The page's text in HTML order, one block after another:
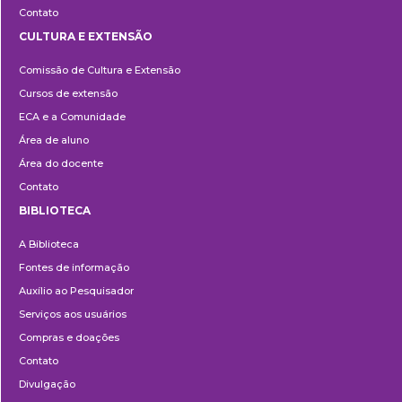
Contato
e
Extensão
CULTURA E EXTENSÃO
Comissão de Cultura e Extensão
Cursos de extensão
ECA e a Comunidade
Área de aluno
Área do docente
Contato
BIBLIOTECA
A Biblioteca
Fontes de informação
Auxílio ao Pesquisador
Serviços aos usuários
Compras e doações
Contato
Divulgação